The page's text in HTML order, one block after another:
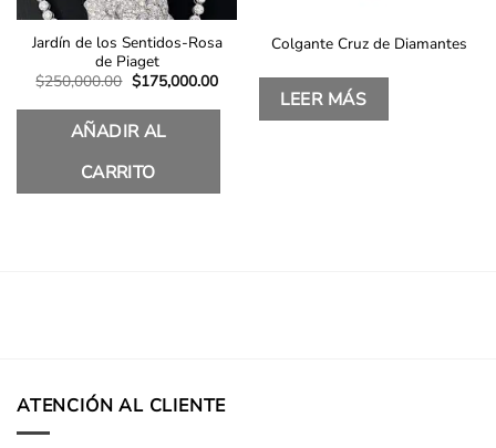
Jardín de los Sentidos-Rosa
de Piaget
$250,000.00 El
precio
original
era:
$250,000.00.
$175,000.00El
actual
AÑADIR AL
CARRITO
Colgante Cruz de Diamantes
LEER MÁS
ATENCIÓN AL CLIENTE